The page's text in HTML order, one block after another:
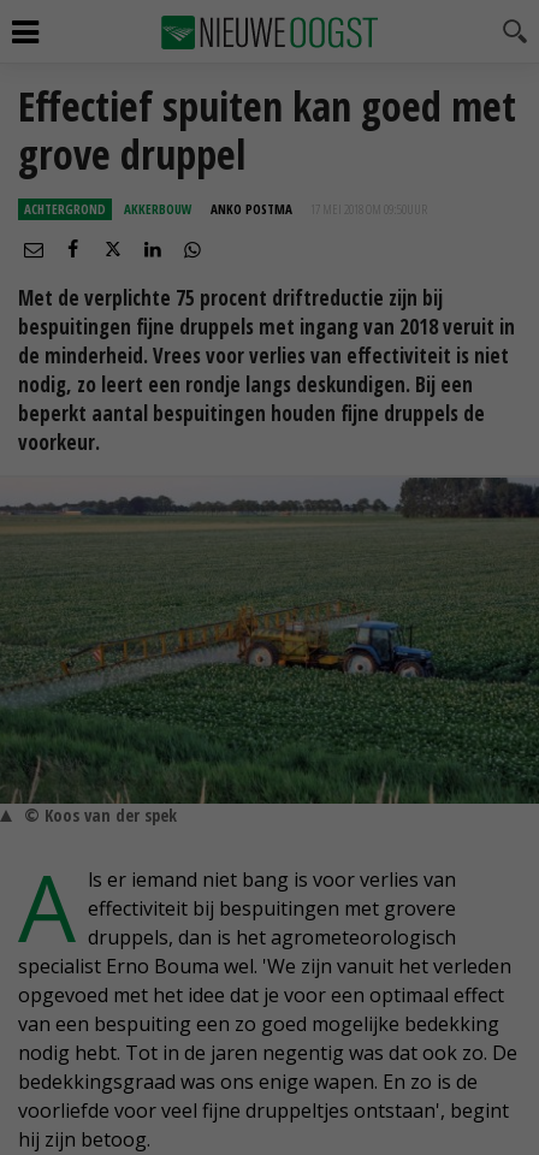
Effectief spuiten kan goed met
grove druppel
ACHTERGROND AKKERBOUW ANKO POSTMA 17 MEI 2018 OM 09:50
Met de verplichte 75 procent driftreductie zijn bij
bespuitingen fijne druppels met ingang van 2018 veruit in
de minderheid. Vrees voor verlies van effectiviteit is niet
nodig, zo leert een rondje langs deskundigen. Bij een
beperkt aantal bespuitingen houden fijne druppels de
voorkeur.
© Koos van der spek
A ls er iemand niet bang is voor verlies van
effectiviteit bij bespuitingen met grovere
druppels, dan is het agrometeorologisch
specialist Erno Bouma wel. 'We zijn vanuit het verleden
opgevoed met het idee dat je voor een optimaal effect
van een bespuiting een zo goed mogelijke bedekking
nodig hebt. Tot in de jaren negentig was dat ook zo. De
bedekkingsgraad was ons enige wapen. En zo is de
voorliefde voor veel fijne druppeltjes ontstaan', begint
hij zijn betoog.